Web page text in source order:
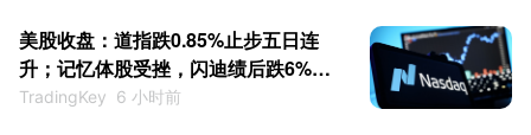
美股收盘：道指跌0.85%止步五日连
升；记忆体股受挫，闪迪绩后跌6%，
西部数据跌13%
TradingKey 6 小时前